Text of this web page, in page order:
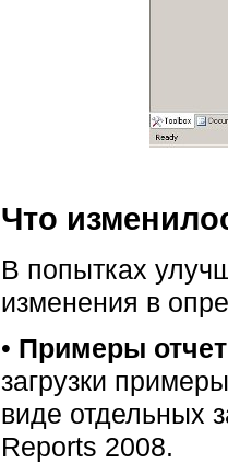
Что
В попытках
изменения в
• Примеры
загрузки
виде отдельных
Reports 2008.